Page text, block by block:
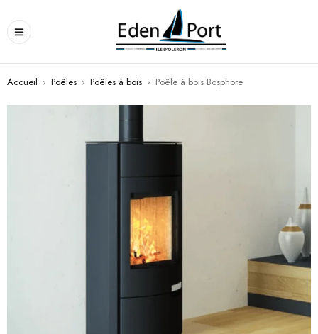
Accueil › Poêles › Poêles à bois › Poêle à bois Bosphore